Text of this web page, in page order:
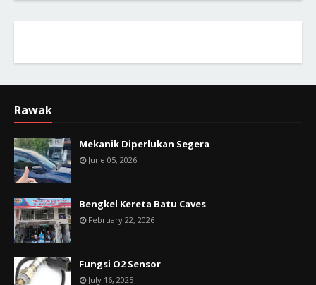
Rawak
Mekanik Diperlukan Segera
June 05, 2026
Bengkel Kereta Batu Caves
February 22, 2026
Fungsi O2 Sensor
July 16, 2025